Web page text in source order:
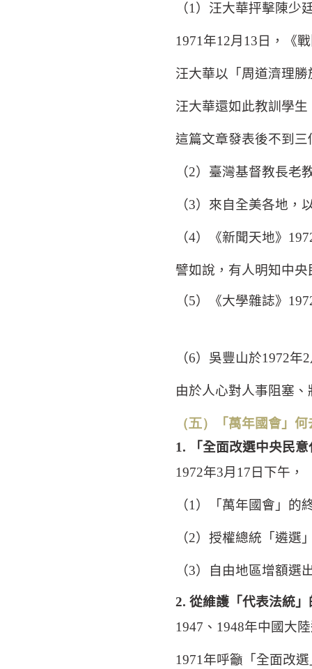
（1 ）汪大華抨擊陳少
1971 年12月 13 日，《
汪大華以「周道濟理
汪大華還如此教訓學
這篇文章發表後不到
（2）臺灣基督教長老
（3）來自全美各地，
（4）《新聞天地》
譬如說，有人明知中
（5）《大學雜誌》
（6）吳豐山於1972年2
由於人心對人事阻塞
（五）
「萬年國會」
1.
「全面改選中央民
1972年3月 17 日下午，
（1 ）「萬年國會」的
（2）授權總統「遴選
（3）自由地區增額選
2. 從維護「代表法統
1947 、 1948年中國大
1971 年呼籲「全面改